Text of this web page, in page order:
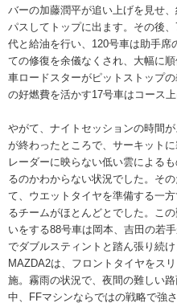
バーの加藤潤平が追い上げを見せ
パスしてトップに出ます。その後
代と給油を行い、120号車は助手席
ての修復を余儀なくされ、大幅に
車ロードスターがピットストップ
の好燃費を活かす17号車はコース
やがて、ナイトセッションの時間
が終わったところで、サーキット
レーダーに映らない低い雲による
るのかわからない状況でした。そ
て、ウエットタイヤを準備する一
るチームがほとんどとでした。こ
いをする88号車は岡本、吉田の若
でダブルスティントと踏ん張り続
MAZDA2は、フロントタイヤをス
施。霧雨の状況で、夜間の難しい
中、FFマシンならではの戦略で強